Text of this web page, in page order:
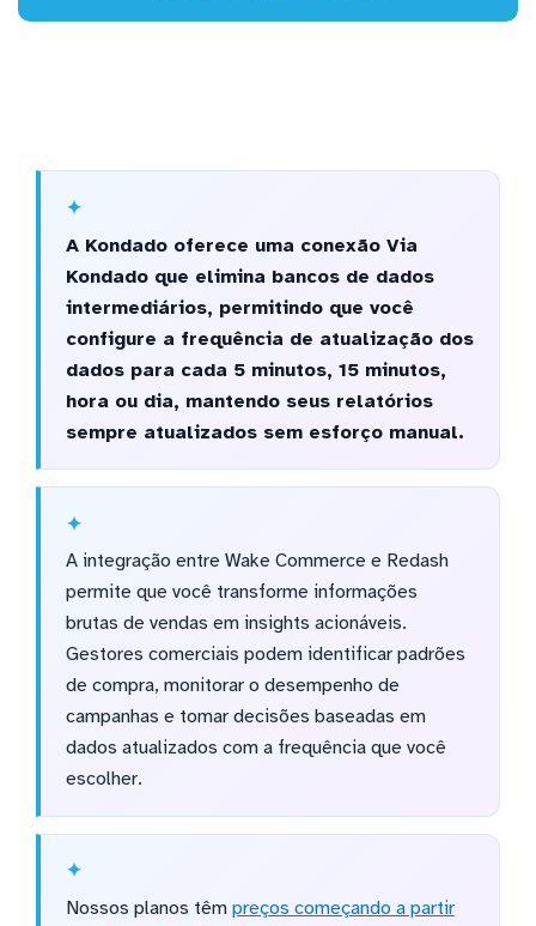
A Kondado oferece uma conexão Via
Kondado que elimina bancos de dados
intermediários, permitindo que você
configure a frequência de atualização dos
dados para cada 5 minutos, 15 minutos,
hora ou dia, mantendo seus relatórios
sempre atualizados sem esforço manual.
A integração entre Wake Commerce e Redash
permite que você transforme informações
brutas de vendas em insights acionáveis.
Gestores comerciais podem identificar padrões
de compra, monitorar o desempenho de
campanhas e tomar decisões baseadas em
dados atualizados com a frequência que você
escolher.
Nossos planos têm preços começando a partir